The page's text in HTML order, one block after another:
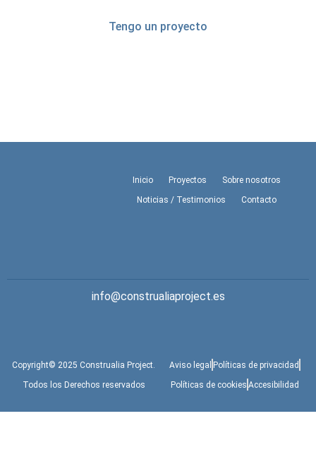
Tengo un proyecto
Inicio Proyectos
Sobre nosotros
Noticias / Testimonios
Contacto
info@construaliaproject.es
Copyright© 2025 Construalia Project.
Todos los Derechos reservados
Aviso legal Políticas de privacidad
Políticas de cookies Accesibilidad